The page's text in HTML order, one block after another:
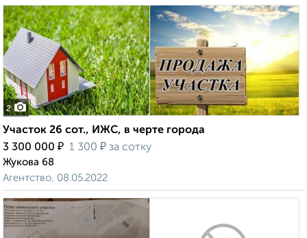
2
Участок 26 сот., ИЖС, в черте города
3 300 000 ₽ 1 300 ₽ за сотку
Жукова 68
Агентство, 08.05.2022